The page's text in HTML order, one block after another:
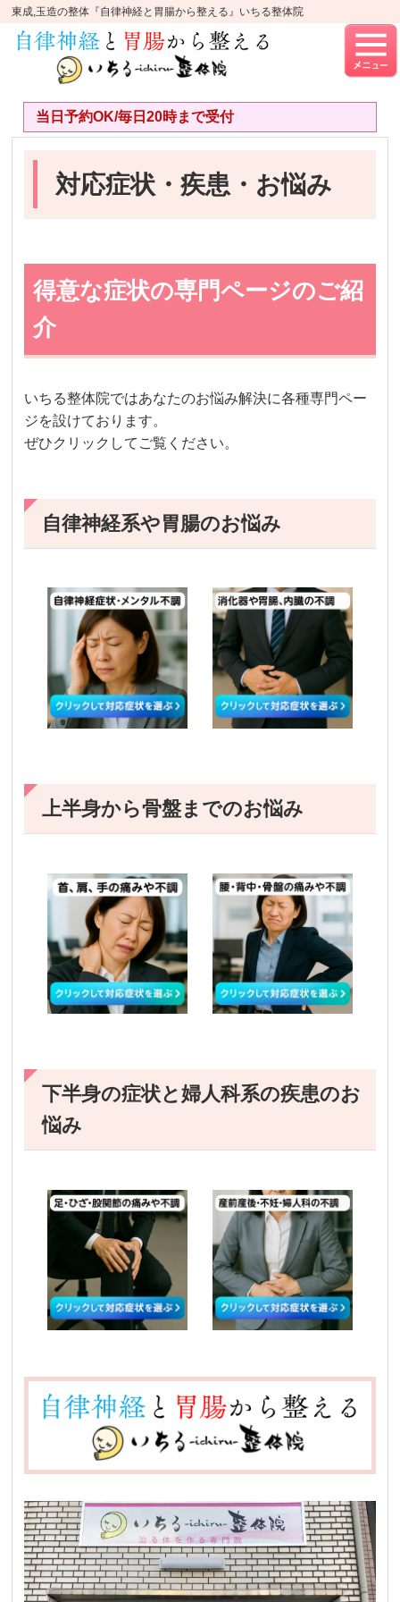
東成,玉造の整体『自律神経と胃腸から整える』いちる整体院
当日予約OK/毎日20時まで受付
対応症状・疾患・お悩み
得意な症状の専門ページのご紹
介
いちる整体院ではあなたのお悩み解決に各種専門ペー
ジを設けております。
ぜひクリックしてご覧ください。
自律神経系や胃腸のお悩み
上半身から骨盤までのお悩み
下半身の症状と婦人科系の疾患のお
悩み